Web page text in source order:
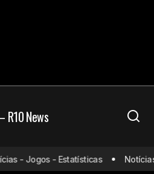
R10 News
são os 10 jogadores mais
da Premier League
- Jogos - Estatísticas Notícias -